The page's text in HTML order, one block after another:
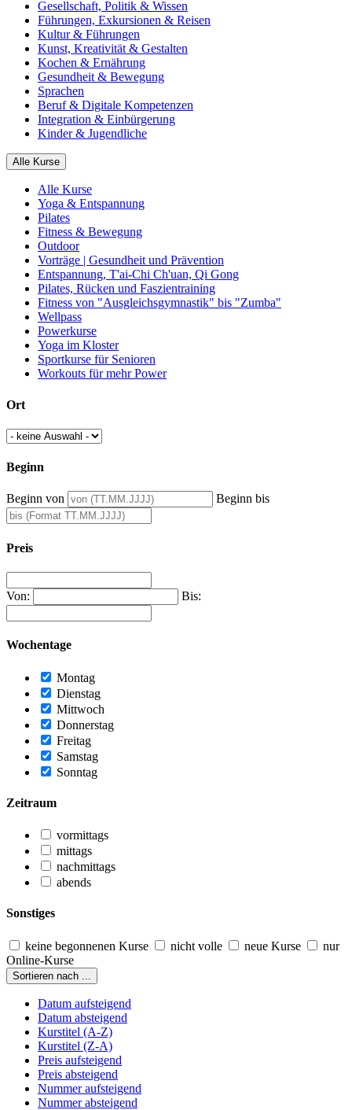
Gesellschaft, Politik & Wissen
Führungen, Exkursionen & Reisen
Kultur & Führungen
Kunst, Kreativität & Gestalten
Kochen & Ernährung
Gesundheit & Bewegung
Sprachen
Beruf & Digitale Kompetenzen
Integration & Einbürgerung
Kinder & Jugendliche
Alle Kurse
Alle Kurse
Yoga & Entspannung
Pilates
Fitness & Bewegung
Outdoor
Vorträge | Gesundheit und Prävention
Entspannung, T'ai-Chi Ch'uan, Qi Gong
Pilates, Rücken und Faszientraining
Fitness von "Ausgleichsgymnastik" bis "Zumba"
Wellpass
Powerkurse
Yoga im Kloster
Sportkurse für Senioren
Workouts für mehr Power
Ort
Beginn
Beginn von Beginn bis
Preis
Von: Bis:
Wochentage
Montag
Dienstag
Mittwoch
Donnerstag
Freitag
Samstag
Sonntag
Zeitraum
vormittags
mittags
nachmittags
abends
Sonstiges
keine begonnenen Kurse nicht volle neue Kurse
nur
Online-Kurse
Sortieren nach ...
Datum aufsteigend
Datum absteigend
Kurstitel (A-Z)
Kurstitel (Z-A)
Preis aufsteigend
Preis absteigend
Nummer aufsteigend
Nummer absteigend